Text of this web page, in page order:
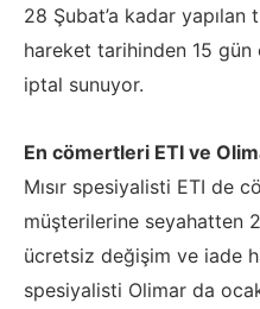
28 Şubat’a kadar
hareket tarihinden 15
iptal sunuyor.
En cömertleri ETI ve
Mısır spesiyalisti ETI de
müşterilerine seyahatten
ücretsiz değişim ve iade
spesiyalisti Olimar da